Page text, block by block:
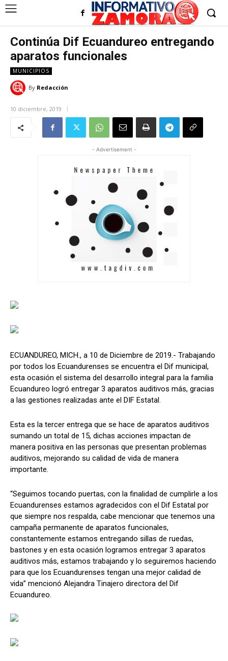
Continúa Dif Ecuandureo entregando
aparatos funcionales
MUNICIPIOS
By Redacción
10 diciembre, 2019
- Advertisement -
ECUANDUREO, MICH., a 10 de Diciembre de 2019.- Trabajando
por todos los Ecuandurenses se encuentra el Dif municipal,
esta ocasión el sistema del desarrollo integral para la familia
Ecuandureo logró entregar 3 aparatos auditivos más, gracias
a las gestiones realizadas ante el DIF Estatal.
Esta es la tercer entrega que se hace de aparatos auditivos
sumando un total de 15, dichas acciones impactan de
manera positiva en las personas que presentan problemas
auditivos, mejorando su calidad de vida de manera
importante.
“Seguimos tocando puertas, con la finalidad de cumplirle a los
Ecuandurenses estamos agradecidos con el Dif Estatal por
que siempre nos respalda, cabe mencionar que tenemos una
campaña permanente de aparatos funcionales,
constantemente estamos entregando sillas de ruedas,
bastones y en esta ocasión logramos entregar 3 aparatos
auditivos más, estamos trabajando y lo seguiremos haciendo
para que los Ecuandurenses tengan una mejor calidad de
vida” mencionó Alejandra Tinajero directora del Dif
Ecuandureo.